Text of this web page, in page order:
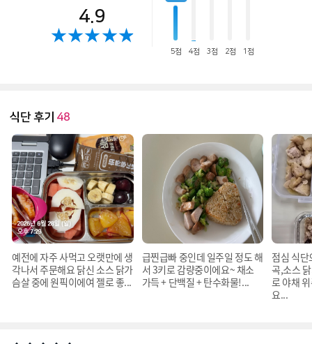
4.9
5점 4점 3점 2점 1점
식단 후기 48
예전에 자주 사먹고 오랫만에 생
각나서 주문해요 닭신 소스 닭가
슴살 중에 원픽이에여 젤로 좋...
급찐급빠 중인데 일주일 정도 해
서 3키로 감량중이에요~ 채소
가득 + 단백질 + 탄수화물!...
점심 식
곡,소스
로 야채
요...